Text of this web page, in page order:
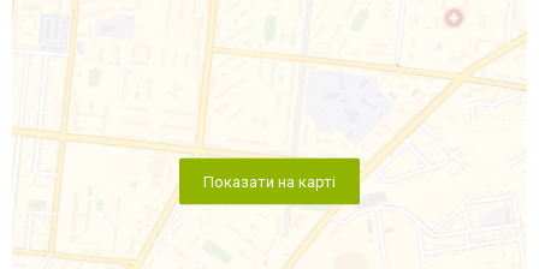
Показати на карті